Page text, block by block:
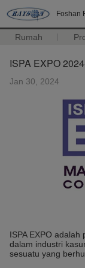
Foshan
Rumah
ISPA EXPO
Jan 30, 2024
ISPA EXPO
dalam industri
sesuatu yang